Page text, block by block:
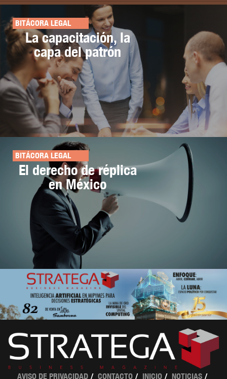
BITÁCORA LEGAL
La capacitación, la
capa del patrón
BITÁCORA LEGAL
El derecho de réplica
en México
AVISO DE PRIVACIDAD CONTACTO INICIO NOTICIAS